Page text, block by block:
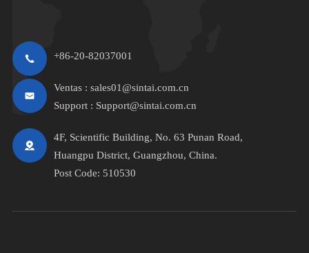
+86-20-82037001
Ventas : sales01@sintai.com.cn
Support : Support@sintai.com.cn
4F, Scientific Building, No. 63 Punan Road,
Huangpu District, Guangzhou, China.
Post Code: 510530